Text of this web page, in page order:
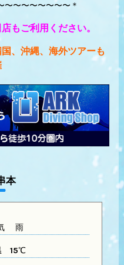
〜〜〜〜〜〜〜〜＊
もご利用ください。
、沖縄、海外ツアーも
本
雨
15℃